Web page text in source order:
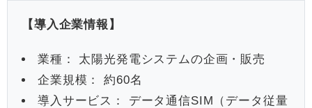
【導入企業情報】
業種： 太陽光発電システムの企画・販売
企業規模： 約60名
導入サービス： データ通信SIM（データ従量